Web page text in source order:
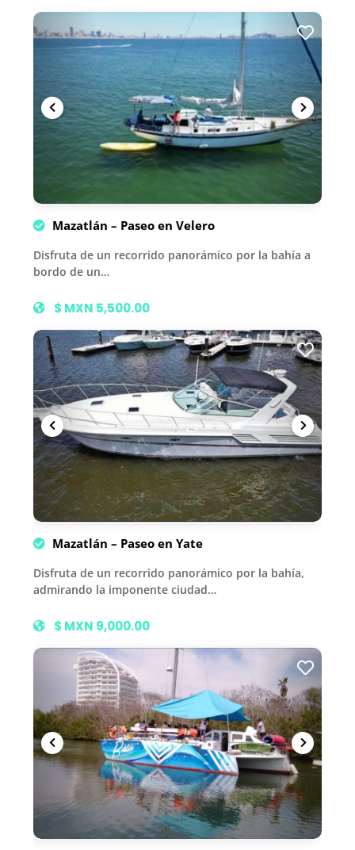
Mazatlán – Paseo en Velero
Disfruta de un recorrido panorámico por la bahía a
bordo de un…
$ MXN 5,500.00
Mazatlán – Paseo en Yate
Disfruta de un recorrido panorámico por la bahía,
admirando la imponente ciudad…
$ MXN 9,000.00